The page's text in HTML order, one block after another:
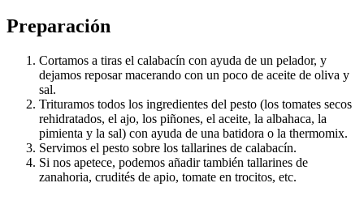
Preparación
Cortamos a tiras el calabacín con ayuda de un pelador, y
dejamos reposar macerando con un poco de aceite de oliva y
sal.
Trituramos todos los ingredientes del pesto (los tomates secos
rehidratados, el ajo, los piñones, el aceite, la albahaca, la
pimienta y la sal) con ayuda de una batidora o la thermomix.
Servimos el pesto sobre los tallarines de calabacín.
Si nos apetece, podemos añadir también tallarines de
zanahoria, crudités de apio, tomate en trocitos, etc.